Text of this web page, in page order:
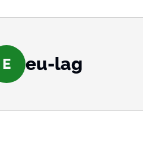
E eu-lag